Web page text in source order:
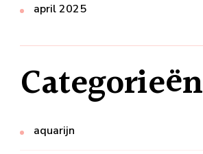
april 2025
Categorieën
aquarijn